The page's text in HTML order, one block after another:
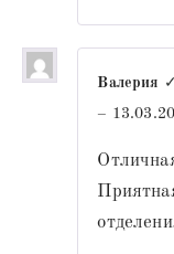
Валерия
–